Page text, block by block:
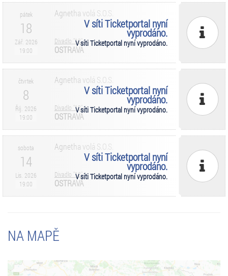
pátek
18
Zář. 2026
19:00
V síti Ticketportal nyní
vyprodáno.
V síti Ticketportal nyní vyprodáno.
Agnetha volá S.O.S.
Divadlo "12"
OSTRAVA
čtvrtek
8
Říj. 2026
19:00
V síti Ticketportal nyní
vyprodáno.
V síti Ticketportal nyní vyprodáno.
Agnetha volá S.O.S.
Divadlo "12"
OSTRAVA
sobota
14
Lis. 2026
19:00
V síti Ticketportal nyní
vyprodáno.
V síti Ticketportal nyní vyprodáno.
Agnetha volá S.O.S.
Divadlo "12"
OSTRAVA
NA MAPĚ